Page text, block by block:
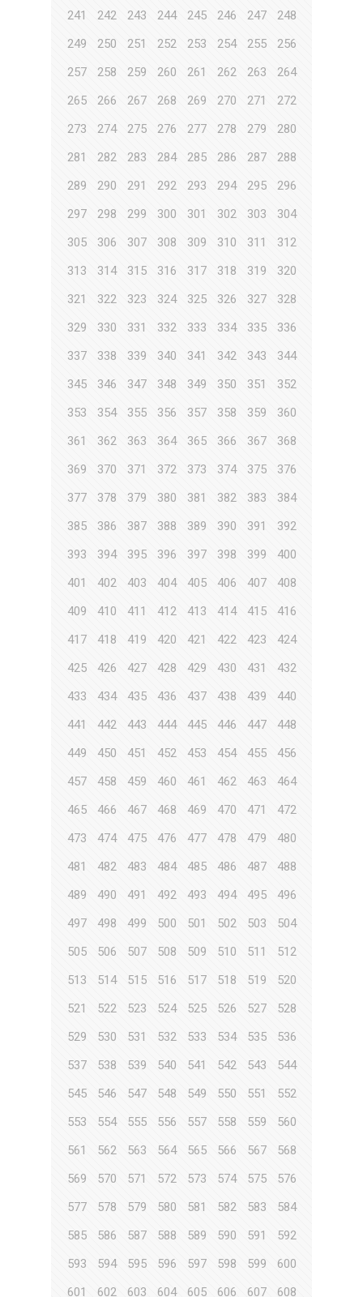
241
242 243 244 245 246 247
248
249
250 251 252 253 254 255
256
257
258 259 260 261 262 263
264
265
266 267 268 269 270 271
272
273
274 275 276 277 278 279
280
281
282 283 284 285 286 287
288
289
290 291 292 293 294 295
296
297
298 299 300 301 302 303
304
305
306 307 308 309 310 311
312
313
314 315 316 317 318 319
320
321
322 323 324 325 326 327
328
329
330 331 332 333 334 335
336
337
338 339 340 341 342 343
344
345
346 347 348 349 350 351
352
353
354 355 356 357 358 359
360
361
362 363 364 365 366 367
368
369
370 371 372 373 374 375
376
377
378 379 380 381 382 383
384
385
386 387 388 389 390 391
392
393
394 395 396 397 398 399
400
401
402 403 404 405 406 407
408
409
410 411 412 413 414 415
416
417
418 419 420 421 422 423
424
425
426 427 428 429 430 431
432
433
434 435 436 437 438 439
440
441
442 443 444 445 446 447
448
449
450 451 452 453 454 455
456
457
458 459 460 461 462 463
464
465
466 467 468 469 470 471
472
473
474 475 476 477 478 479
480
481
482 483 484 485 486 487
488
489
490 491 492 493 494 495
496
497
498 499 500 501 502 503
504
505
506 507 508 509 510 511
512
513
514 515 516 517 518 519
520
521
522 523 524 525 526 527
528
529
530 531 532 533 534 535
536
537
538 539 540 541 542 543
544
545
546 547 548 549 550 551
552
553
554 555 556 557 558 559
560
561
562 563 564 565 566 567
568
569
570 571 572 573 574 575
576
577
578 579 580 581 582 583
584
585
586 587 588 589 590 591
592
593
594 595 596 597 598 599
600
601
602 603 604 605 606 607 608